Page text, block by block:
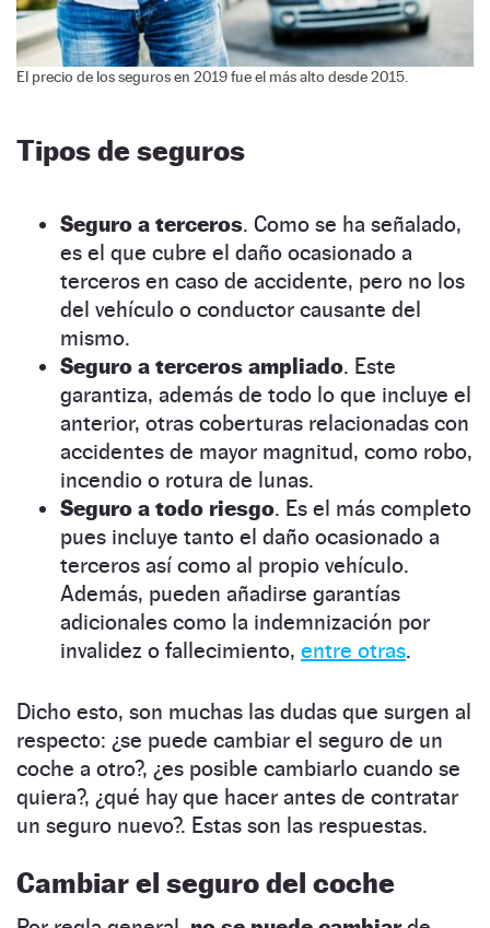
El precio de los seguros en 2019 fue el más alto desde 2015.
Tipos de seguros
Seguro a terceros. Como se ha señalado,
es el que cubre el daño ocasionado a
terceros en caso de accidente, pero no los
del vehículo o conductor causante del
mismo.
Seguro a terceros ampliado. Este
garantiza, además de todo lo que incluye el
anterior, otras coberturas relacionadas con
accidentes de mayor magnitud, como robo,
incendio o rotura de lunas.
Seguro a todo riesgo. Es el más completo
pues incluye tanto el daño ocasionado a
terceros así como al propio vehículo.
Además, pueden añadirse garantías
adicionales como la indemnización por
invalidez o fallecimiento, entre otras.
Dicho esto, son muchas las dudas que surgen al
respecto: ¿se puede cambiar el seguro de un
coche a otro?, ¿es posible cambiarlo cuando se
quiera?, ¿qué hay que hacer antes de contratar
un seguro nuevo?. Estas son las respuestas.
Cambiar el seguro del coche